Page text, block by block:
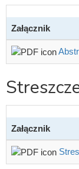
Załącznik
Załącznik